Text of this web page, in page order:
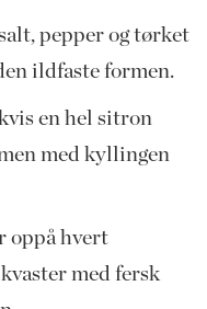
pepper og tørket
ildfaste formen.
en hel sitron
med kyllingen
oppå hvert
med fersk